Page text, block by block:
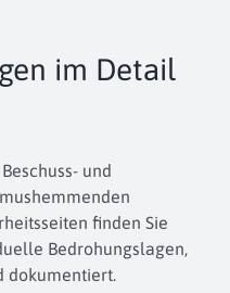
im Detail
und
finden Sie
Bedrohungslagen,
dokumentiert.